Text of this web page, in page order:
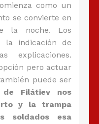
como un
se convierte en
la noche. Los
la indicación de
explicaciones.
pero actuar
puede ser
Filátiev nos
y la trampa
soldados esa